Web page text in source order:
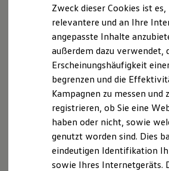
Kaufoptionen
E-Auto-Förderung
Software und Konnektivität
Die ID. Software 6
ID. Software Versionen
Digitale Extras
Schnittstellen zu Ihrem
Hybridautos
Marke und Erlebnis
Volkswagen R und R
R-Modelle
R Experience
Driving Experience
Volkswagen entdecken
Werkbesichtigung
Göthling & Kaufmann Automobile
Rheingaustraße 130
65719 Hofheim
Telefon: 06192 2075-0
E-Mail:vw.hofheim@goethling-
Göthling & Kaufmann Automobile
Benzstraße 4
65779 Kelkheim
Telefon: 06195 99399-0
E-Mail:vw.kelkheim@goethling-
Zweck dieser Cookies ist
relevantere und an Ihre
angepasste Inhalte
außerdem dazu verwendet,
Erscheinungshäufigkeit
begrenzen und die
Kampagnen zu messen und
registrieren, ob Sie eine
haben oder nicht, sowie
genutzt worden sind. Dies
eindeutigen Identifikation
sowie Ihres Internetgeräts.